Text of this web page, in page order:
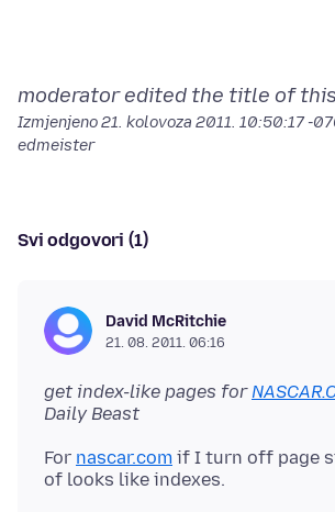
moderator edited the title of
Izmjenjeno21. kolovoza 2011. 10:50:17 -
edmeister
Svi odgovori (1)
David McRitchie
21. 08. 2011. 06:16
get index-like pages for
Daily Beast
For nascar.com if I turn off page